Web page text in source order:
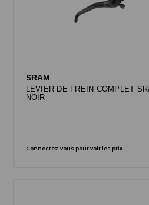
SRAM
LEVIER DE FREIN COMPLET
NOIR
Connectez-vous pour voir les prix.